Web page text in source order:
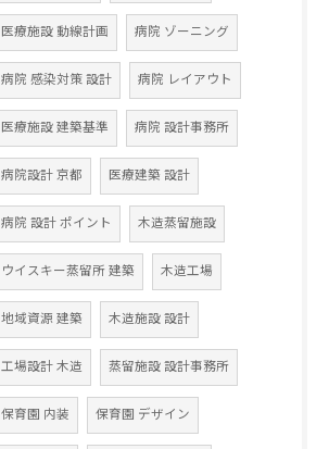
医療施設 動線計画 病院 ゾーニング
病院 感染対策 設計 病院 レイアウト
医療施設 建築基準 病院 設計事務所
病院設計 京都 医療建築 設計
病院 設計 ポイント 木造蒸留施設
ウイスキー蒸留所 建築 木造工場
地域資源 建築 木造施設 設計
工場設計 木造 蒸留施設 設計事務所
保育園 内装 保育園 デザイン